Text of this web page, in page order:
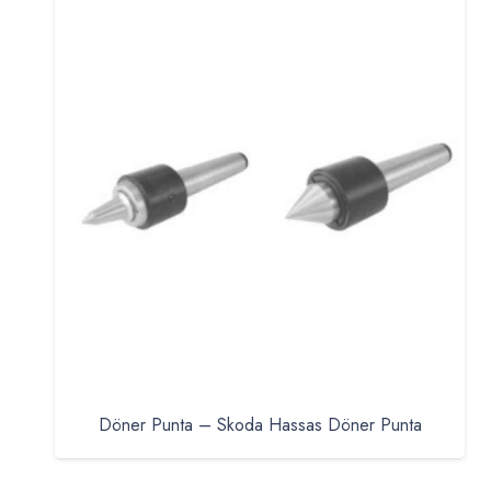
Döner Punta – Skoda Hassas Döner Punta